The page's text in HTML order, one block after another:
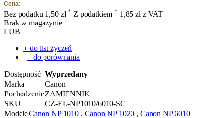
Cena:
Bez podatku 1,50 zł * Z podatkiem * 1,85 zł z VAT
Brak w magazynie
LUB
+ do list życzeń
| + do porównania
Dostępność Wyprzedany
Marka
Canon
PochodzenieZAMIENNIK
SKU
CZ-EL-NP1010/6010-SC
ModeleCanon NP 1010 , Canon NP 1020 , Canon NP 6010